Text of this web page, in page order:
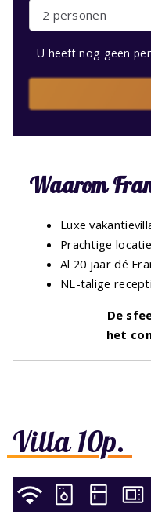
Villa 10p.
2 personen
U heeft nog geen
Waarom
Luxe
Prachtige
Al 20 jaar dé
NL-talige
De
het